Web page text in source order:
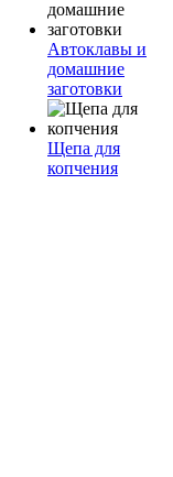
Автоклавы и
домашние
заготовки
Щепа для
копчения